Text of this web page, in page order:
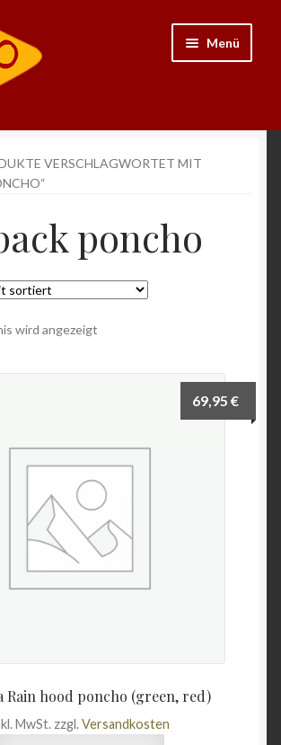
Menü
VERSCHLAGWORTET MIT
poncho
wird angezeigt
Rain hood poncho (green, red)
69,95€
MwSt. zzgl.Versandkosten